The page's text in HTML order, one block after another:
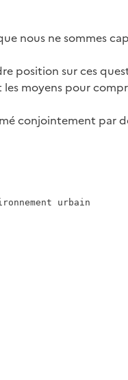
nous ne sommes
position sur ces
moyens pour
conjointement
urbain